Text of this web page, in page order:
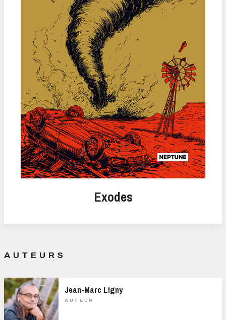
Exodes
AUTEURS
Jean-Marc Ligny
AUTEUR